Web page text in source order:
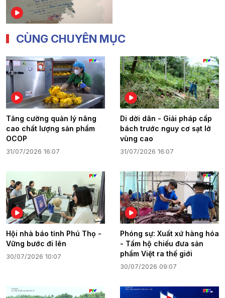
CÙNG CHUYÊN MỤC
Tăng cường quản lý nâng
cao chất lượng sản phẩm
OCOP
31/07/2026 16:07
Di dời dân - Giải pháp cấp
bách trước nguy cơ sạt lở
vùng cao
31/07/2026 16:07
Hội nhà báo tỉnh Phú Thọ -
Vững bước đi lên
30/07/2026 10:07
Phóng sự: Xuất xứ hàng hóa
- Tấm hộ chiếu đưa sản
phẩm Việt ra thế giới
30/07/2026 09:07